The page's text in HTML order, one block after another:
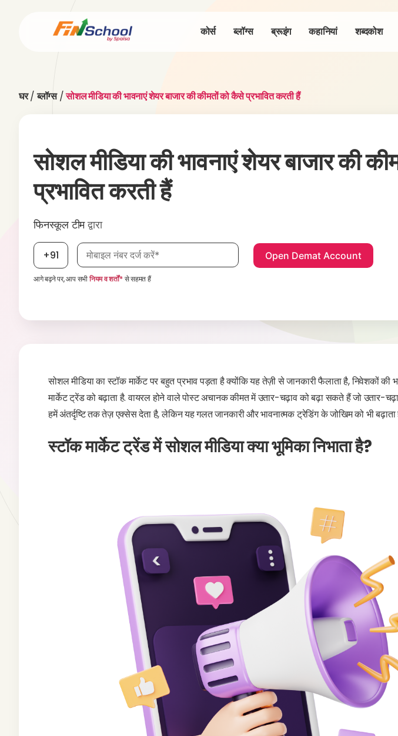
कोर्स ब्लॉग्स ब्रूइंग कहानियां शब्दकोश
घर/ब्लॉग्स/सोशल मीडिया की भावनाएं शेयर बाजार की कीमतों को कैसे प्रभावित करती हैं
सोशल मीडिया की भावनाएं शेयर बाजार की
प्रभावित करती हैं
फिनस्कूल टीमद्वारा
+91 मोबाइल नंबर आवश्यक है
आगे बढ़ने पर, आप सभीनियम व शर्तों*से सहमत हैं
सोशल मीडिया का स्टॉक मार्केट पर बहुत प्रभाव पड़ता है क्योंकि यह तेज़ी से जानकारी फैलाता है, निवेशकों
मार्केट ट्रेंड को बढ़ाता है. वायरल होने वाले पोस्ट अचानक कीमत में उतार-चढ़ाव को बढ़ा सकते हैं जो उतार-
हमें अंतर्दृष्टि तक तेज़ एक्सेस देता है, लेकिन यह गलत जानकारी और भावनात्मक ट्रेडिंग के जोखिम को भी बढ़ाता
स्टॉक मार्केट ट्रेंड में सोशल मीडिया क्या भूमिका निभाता है?